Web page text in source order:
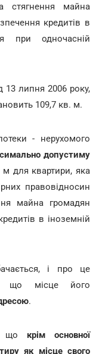
майна
кредитів в
при одночасній
13 липня 2006 року,
109,7 кв. м.
- нерухомого
допустиму
для квартири, яка
правовідносин
майна громадян
в іноземній
і про це
що місце його
.
що крім основної
як місце свого